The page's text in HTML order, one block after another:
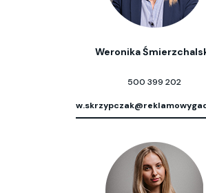
Weronika
500 399 202